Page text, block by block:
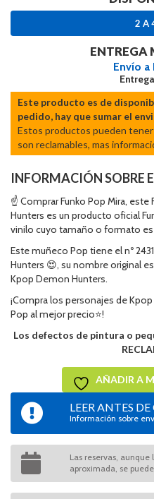
2 A
ENTREGA
Envío
Este producto es de
pedido, hay que sumar el
Estos productos pueden
son reclamables, mas
INFORMACIÓN SOBRE
☝ Comprar Funko Pop Mira,
Hunters es un producto oficial
vinilo cuyo tamaño o formato es
Este muñeco Pop tiene el nº
Hunters 😍, su nombre original
Kpop Demon Hunters.
¡Compra los personajes de
Pop al mejor precio⭐!
Los defectos de pintura o
AÑADIR A
LEER ANTES
Información sobre
Las reservas,
aproximada, se